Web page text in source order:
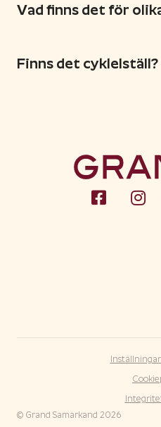
Vad finns det för
Finns det cyklelställ?
© Grand Samarkand 2026